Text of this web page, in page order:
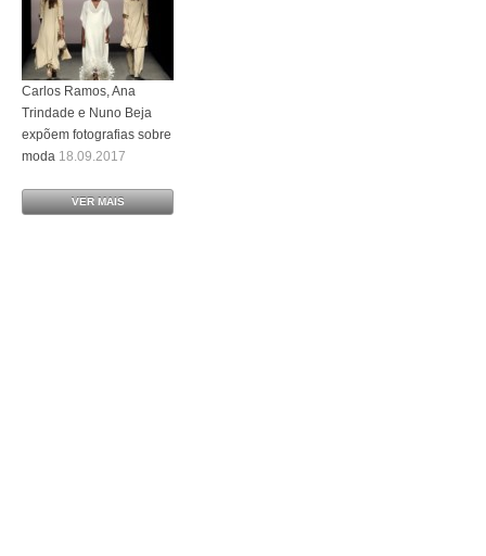
Carlos Ramos, Ana
Trindade e Nuno Beja
expõem fotografias sobre
moda 18.09.2017
VER MAIS